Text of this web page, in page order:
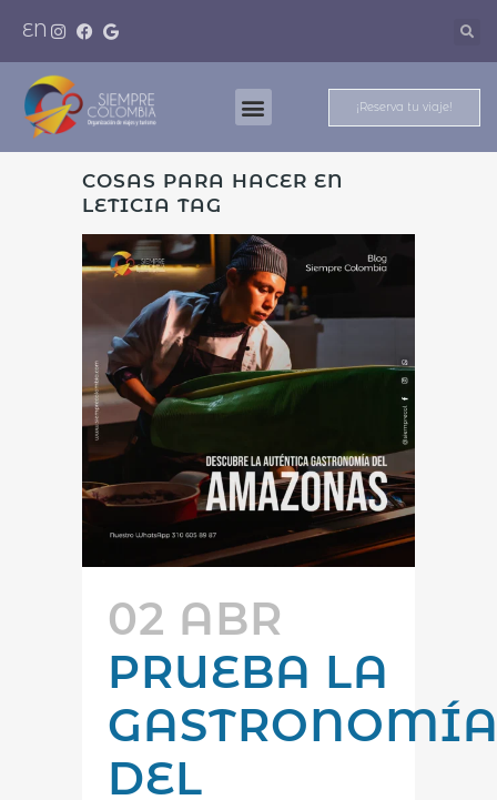
EN
¡Reserva tu viaje!
COSAS PARA HACER EN
LETICIA TAG
02 ABR
PRUEBA LA
DEL